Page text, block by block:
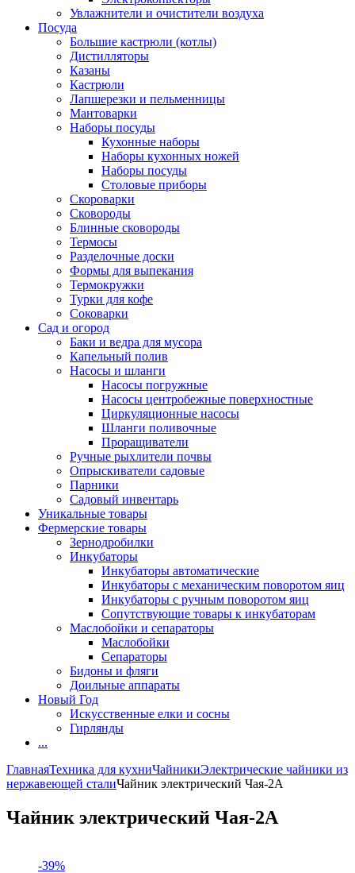
Увлажнители и очистители воздуха
Посуда
Большие кастрюли (котлы)
Дистилляторы
Казаны
Кастрюли
Лапшерезки и пельменницы
Мантоварки
Наборы посуды
Кухонные наборы
Наборы кухонных ножей
Наборы посуды
Столовые приборы
Скороварки
Сковороды
Блинные сковороды
Термосы
Разделочные доски
Формы для выпекания
Термокружки
Турки для кофе
Соковарки
Сад и огород
Баки и ведра для мусора
Капельный полив
Насосы и шланги
Насосы погружные
Насосы центробежные поверхностные
Циркуляционные насосы
Шланги поливочные
Проращиватели
Ручные рыхлители почвы
Опрыскиватели садовые
Парники
Садовый инвентарь
Уникальные товары
Фермерские товары
Зернодробилки
Инкубаторы
Инкубаторы автоматические
Инкубаторы с механическим поворотом яиц
Инкубаторы с ручным поворотом яиц
Сопутствующие товары к инкубаторам
Маслобойки и сепараторы
Маслобойки
Сепараторы
Бидоны и фляги
Доильные аппараты
Новый Год
Искусственные елки и сосны
Гирлянды
...
ГлавнаяТехника для кухниЧайникиЭлектрические чайники из
нержавеющей сталиЧайник электрический Чая-2А
Чайник электрический Чая-2А
-39%